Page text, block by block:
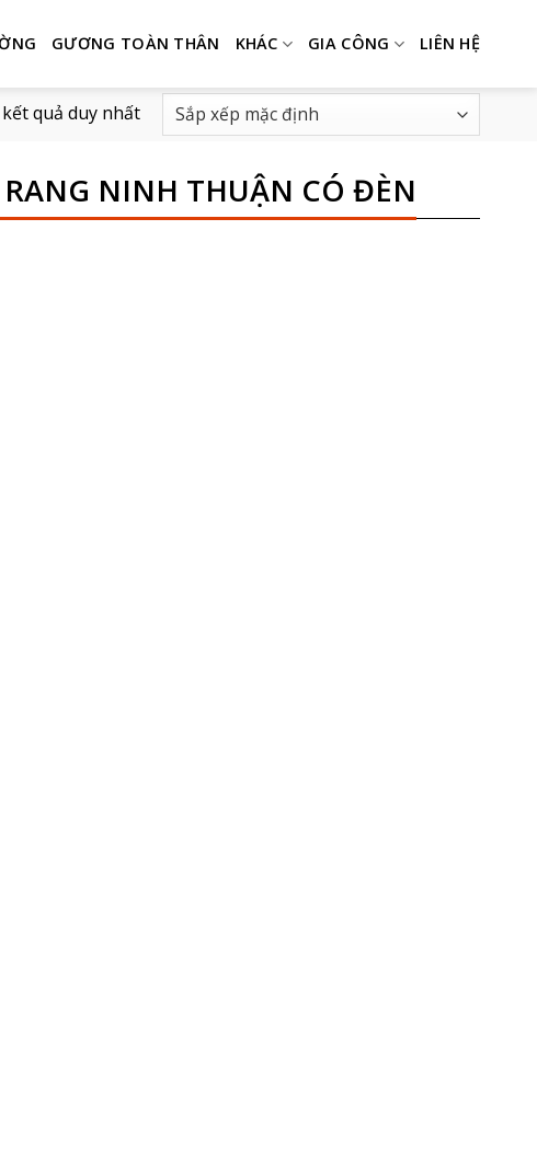
GƯƠNG TOÀN THÂN KHÁC GIA CÔNG LIÊN HỆ
quả duy nhất
NINH THUẬN CÓ ĐÈN